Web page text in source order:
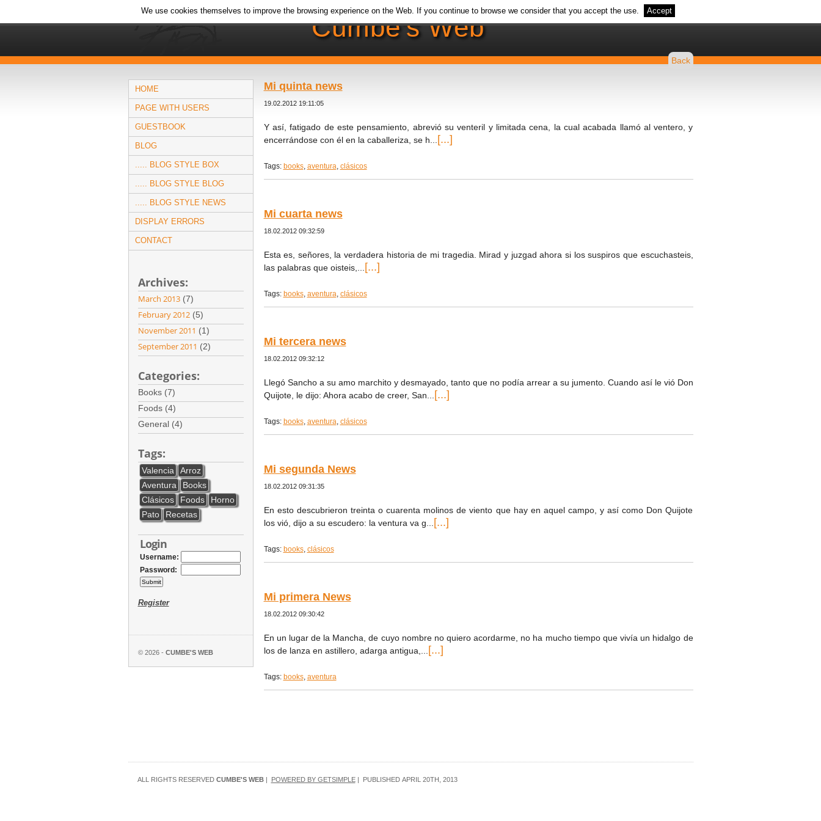
Cumbe's Web
HOME
PAGE WITH USERS
GUESTBOOK
BLOG
..... BLOG STYLE BOX
..... BLOG STYLE BLOG
..... BLOG STYLE NEWS
DISPLAY ERRORS
CONTACT
Archives:
March 2013(7)
February 2012(5)
November 2011 (1)
September 2011 (2)
Categories:
Books (7)
Foods (4)
General (4)
Tags:
Valencia
Arroz
Aventura
Books
Clásicos
Foods
Horno
Pato
Recetas
Login
Username:
Password:
Register
© 2026 - CUMBE'S WEB
Back
Mi quinta news
19.02.2012 19:11:05
Y así, fatigado de este pensamiento, abrevió su venteril y limitada cena, la cual acabada llamó al ventero, y
encerrándose con él en la caballeriza, se h...
[...]
Tags: books, aventura, clásicos
Mi cuarta news
18.02.2012 09:32:59
Esta es, señores, la verdadera historia de mi tragedia. Mirad y juzgad ahora si los suspiros que escuchasteis,
las palabras que oisteis,...
[...]
Tags: books, aventura, clásicos
Mi tercera news
18.02.2012 09:32:12
Llegó Sancho a su amo marchito y desmayado, tanto que no podía arrear a su jumento. Cuando así le vió Don
Quijote, le dijo: Ahora acabo de creer, San...
[...]
Tags: books, aventura, clásicos
Mi segunda News
18.02.2012 09:31:35
En esto descubrieron treinta o cuarenta molinos de viento que hay en aquel campo, y así como Don Quijote
los vió, dijo a su escudero: la ventura va g...
[...]
Tags: books, clásicos
Mi primera News
18.02.2012 09:30:42
En un lugar de la Mancha, de cuyo nombre no quiero acordarme, no ha mucho tiempo que vivía un hidalgo de
los de lanza en astillero, adarga antigua,...
[...]
Tags: books, aventura
We use cookies themselves to improve the browsing experience on the Web. If you continue to browse we consider that you accept the use. Accept
ALL RIGHTS RESERVED CUMBE'S WEB| POWERED BY GETSIMPLE| PUBLISHED APRIL 20TH, 2013